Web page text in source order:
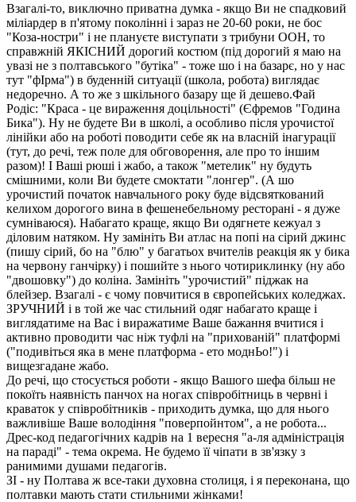
Взагалі-то, виключно приватна думка - якщо Ви не спадковий
міліардер в п'ятому поколінні і зараз не 20-60 роки, не бос
"Коза-ностри" і не плануєте виступати з трибуни ООН, то
справжній ЯКІСНИЙ дорогий костюм (під дорогий я маю на
увазі не з полтавського "бутіка" - тоже шо і на базарє, но у нас
тут "фІрма") в буденній ситуації (школа, робота) виглядає
недоречно. А то же з шкільного базару ще й дешево.Фай
Родіс: "Краса - це вираження доцільності" (Єфремов "Година
Бика"). Ну не будете Ви в школі, а особливо після урочистої
лінійки або на роботі поводити себе як на власній інагурації
(тут, до речі, теж поле для обговорення, але про то іншим
разом)! І Ваші рюші і жабо, а також "метелик" ну будуть
смішними, коли Ви будете смоктати "лонгер". (А шо
урочистий початок навчального року буде відсвяткований
келихом дорогого вина в фешенебельному ресторані - я дуже
сумніваюся). Набагато краще, якщо Ви одягнете кежуал з
діловим натяком. Ну замініть Ви атлас на попі на сірий джинс
(пишу сірий, бо на "блю" у багатьох вчителів реакція як у бика
на червону ганчірку) і пошийте з нього чотириклинку (ну або
"двошовку") до коліна. Замініть "урочистий" піджак на
блейзер. Взагалі - є чому повчитися в європейських коледжах.
ЗРУЧНИЙ і в той же час стильний одяг набагато краще і
виглядатиме на Вас і виражатиме Ваше бажання вчитися і
активно проводити час ніж туфлі на "прихованій" платформі
("подивіться яка в мене платформа - ето моднЬо!") і
вищезгадане жабо.
До речі, що стосується роботи - якщо Вашого шефа більш не
покоїть наявність панчох на ногах співробітниць в червні і
краваток у співробітників - приходить думка, що для нього
важливіше Ваше володіння "поверпойнтом", а не робота...
Дрес-код педагогічних кадрів на 1 вересня "а-ля адміністрація
на параді" - тема окрема. Не будемо її чіпати в зв'язку з
ранимими душами педагогів.
ЗІ - ну Полтава ж все-таки духовна столиця, і я переконана, що
полтавки мають стати стильними жінками!